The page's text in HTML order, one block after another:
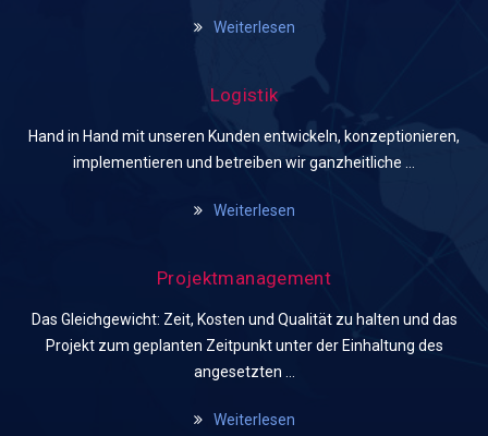
Weiterlesen
Logistik
Hand in Hand mit unseren Kunden entwickeln, konzeptionieren,
implementieren und betreiben wir ganzheitliche …
Weiterlesen
Projektmanagement
Das Gleichgewicht: Zeit, Kosten und Qualität zu halten und das
Projekt zum geplanten Zeitpunkt unter der Einhaltung des
angesetzten …
Weiterlesen